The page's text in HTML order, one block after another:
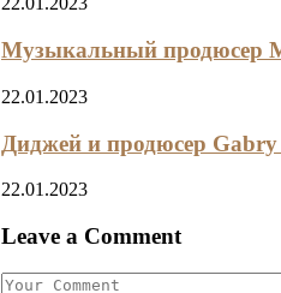
Музыкальный продюсер
22.01.2023
Диджей и продюсер Gabry
22.01.2023
Leave a Comment